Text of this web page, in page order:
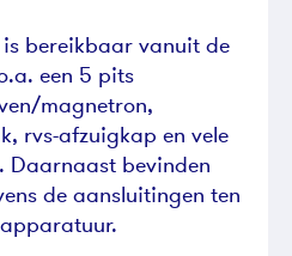
is bereikbaar vanuit de
een 5 pits
magnetron,
rvs-afzuigkap en vele
Daarnaast bevinden
de aansluitingen ten